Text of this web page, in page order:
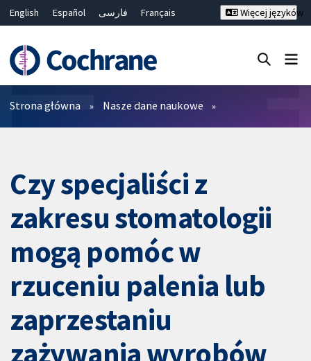
English Español فارسی
Français
Bahasa Malaysia
ไทย
繁體中文
简体中文
Więcej języków
Filtry
Strona główna Nasze dane naukowe
Czy specjaliści z
zakresu stomatologii
mogą pomóc w
rzuceniu palenia lub
zaprzestaniu